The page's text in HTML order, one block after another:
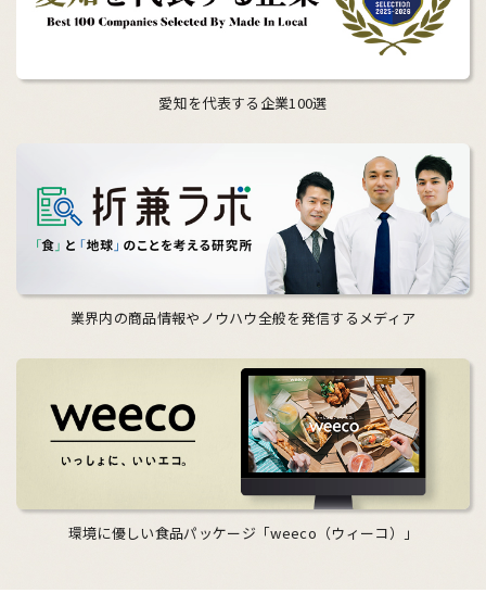
愛知を代表する企業100選
業界内の商品情報やノウハウ全般を発信するメディア
環境に優しい食品パッケージ「weeco（ウィーコ）」